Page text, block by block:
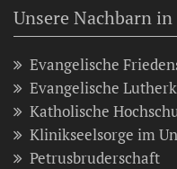
Unsere Nachbarn
Evangelische
Evangelische
Katholische
Klinikseelsorge im
Petrusbruderschaft